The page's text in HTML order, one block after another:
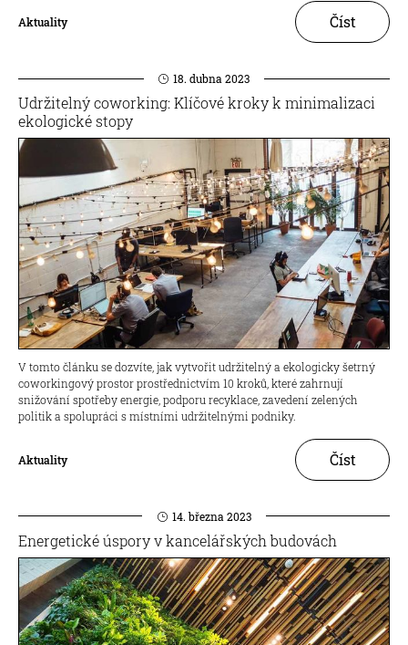
Aktuality Číst
18. dubna 2023
Udržitelný coworking: Klíčové kroky k minimalizaci
ekologické stopy
V tomto článku se dozvíte, jak vytvořit udržitelný a ekologicky šetrný
coworkingový prostor prostřednictvím 10 kroků, které zahrnují
snižování spotřeby energie, podporu recyklace, zavedení zelených
politik a spolupráci s místními udržitelnými podniky.
Aktuality Číst
14. března 2023
Energetické úspory v kancelářských budovách